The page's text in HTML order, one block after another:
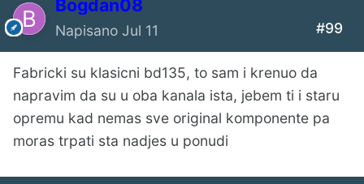
Bogdan08
Napisano Jul 11 #99
Fabricki su klasicni bd135, to sam i krenuo da
napravim da su u oba kanala ista, jebem ti i staru
opremu kad nemas sve original komponente pa
moras trpati sta nadjes u ponudi